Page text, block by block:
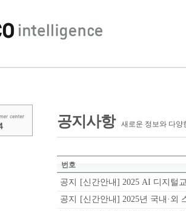
공지사항 새로운 정보와 다양
번호
공지
[신간안내] 2025 AI 디지털
공지
[신간안내] 2025년 국내·외